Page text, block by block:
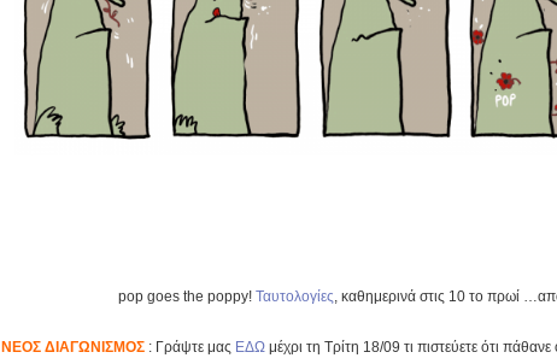
pop goes the poppy! Ταυτολογίες , καθημερινά στις 10 το πρωί
ΝΕΟΣ ΔΙΑΓΩΝΙΣΜΟΣ : Γράψτε μας EΔΩ μέχρι τη Τρίτη 18/09 τι πιστεύετε ότι πάθανε